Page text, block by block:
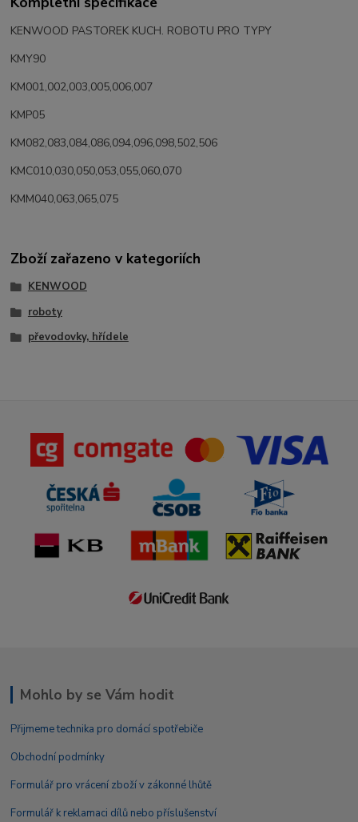
KENWOOD PASTOREK KUCH. ROBOTU PRO TYPY
KMY90
KM001,002,003,005,006,007
KMP05
KM082,083,084,086,094,096,098,502,506
KMC010,030,050,053,055,060,070
KMM040,063,065,075
Zboží zařazeno v kategoriích
KENWOOD
roboty
převodovky, hřídele
Mohlo by se Vám hodit
Přijmeme technika pro domácí spotřebiče
Obchodní podmínky
Formulář pro vrácení zboží v zákonné lhůtě
Formulář k reklamaci dílů nebo příslušenství